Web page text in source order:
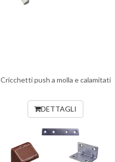
Cricchetti push a molla e calamitati
DETTAGLI